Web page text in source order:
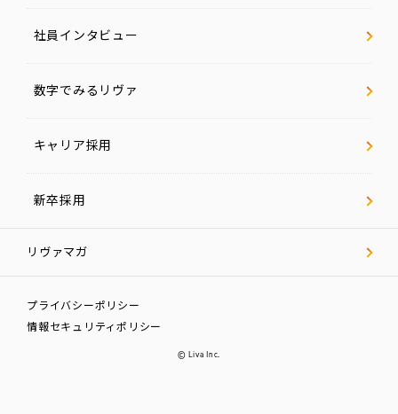
社員インタビュー
数字でみるリヴァ
キャリア採用
新卒採用
リヴァマガ
プライバシーポリシー
情報セキュリティポリシー
© Liva Inc.